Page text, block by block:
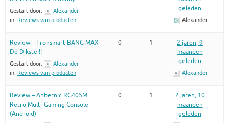
Gestart door:
Alexander
in: Reviews van producten
geleden
Alexander
Review – Tronsmart BANG MAX –
De Dikste !!
Gestart door:
Alexander
in: Reviews van producten
0 1
2 jaren, 9
maanden
geleden
Alexander
Review – Anbernic RG405M
Retro Multi-Gaming Console
(Android)
0 1
2 jaren, 10
maanden
geleden